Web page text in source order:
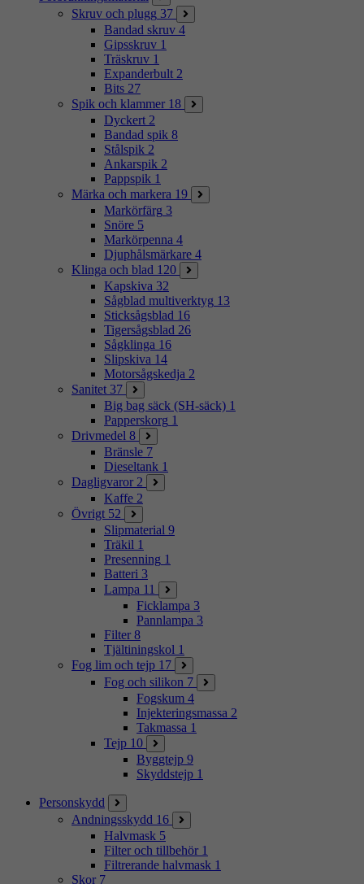
Skruv och plugg 37
Bandad skruv 4
Gipsskruv 1
Träskruv 1
Expanderbult 2
Bits 27
Spik och klammer 18
Dyckert 2
Bandad spik 8
Stålspik 2
Ankarspik 2
Pappspik 1
Märka och markera 19
Markörfärg 3
Snöre 5
Markörpenna 4
Djuphålsmärkare 4
Klinga och blad 120
Kapskiva 32
Sågblad multiverktyg 13
Sticksågsblad 16
Tigersågsblad 26
Sågklinga 16
Slipskiva 14
Motorsågskedja 2
Sanitet 37
Big bag säck (SH-säck) 1
Papperskorg 1
Drivmedel 8
Bränsle 7
Dieseltank 1
Dagligvaror 2
Kaffe 2
Övrigt 52
Slipmaterial 9
Träkil 1
Presenning 1
Batteri 3
Lampa 11
Ficklampa 3
Pannlampa 3
Filter 8
Tjältiningskol 1
Fog lim och tejp 17
Fog och silikon 7
Fogskum 4
Injekteringsmassa 2
Takmassa 1
Tejp 10
Byggtejp 9
Skyddstejp 1
Personskydd
Andningsskydd 16
Halvmask 5
Filter och tillbehör 1
Filtrerande halvmask 1
Skor 7